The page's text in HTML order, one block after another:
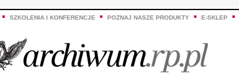
SZKOLENIA I KONFERENCJE POZNAJ NASZE PRODUKTY E-SKLEP